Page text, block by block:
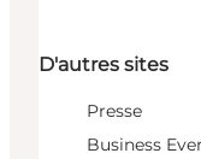
D'autres sites
Presse
Business